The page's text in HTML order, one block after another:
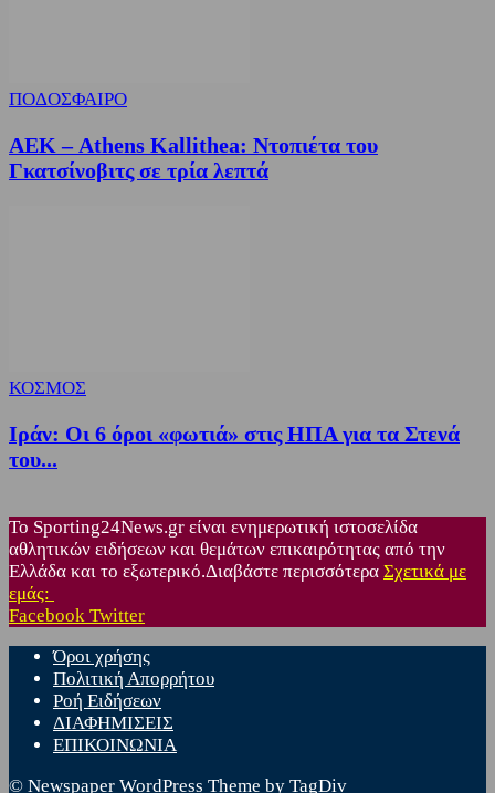
ΠΟΔΟΣΦΑΙΡΟ
ΑΕΚ – Athens Kallithea: Ντοπιέτα του
Γκατσίνοβιτς σε τρία λεπτά
ΚΟΣΜΟΣ
Ιράν: Οι 6 όροι «φωτιά» στις ΗΠΑ για τα Στενά
του...
Το Sporting24News.gr είναι ενημερωτική ιστοσελίδα
αθλητικών ειδήσεων και θεμάτων επικαιρότητας από την
Ελλάδα και το εξωτερικό.Διαβάστε περισσότερα Σχετικά με
εμάς:
Facebook Twitter
Όροι χρήσης
Πολιτική Απορρήτου
Ροή Ειδήσεων
ΔΙΑΦΗΜΙΣΕΙΣ
ΕΠΙΚΟΙΝΩΝΙΑ
© Newspaper WordPress Theme by TagDiv